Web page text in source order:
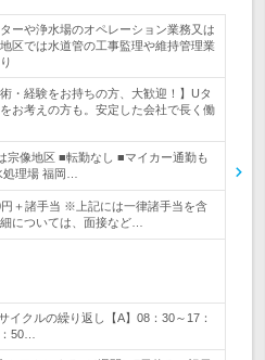
ーや浄水場のオペレーション業務又は
区では水道管の工事監理や維持管理業
・経験をお持ちの方、大歓迎！】Uタ
お考えの方も。安定した会社で長く働
宗像地区 ■転勤なし ■マイカー通勤も
理場 福岡…
円＋諸手当 ※上記には一律諸手当を含
については、面接など…
イクルの繰り返し【A】08：30～17：
50…